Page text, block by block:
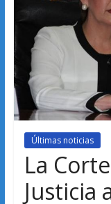
Últimas noticias
La
Justicia